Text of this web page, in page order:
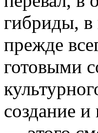
гибриды, в
прежде
готовыми
создание